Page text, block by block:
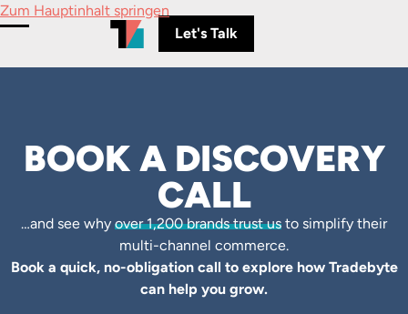
Zum Hauptinhalt springen
Menü umschalten
Let's Talk
BOOK A DISCOVERY
CALL
…and see why over 1,200 brands trust us to simplify their
multi-channel commerce.
Book a quick, no-obligation call to explore how Tradebyte
can help you grow.